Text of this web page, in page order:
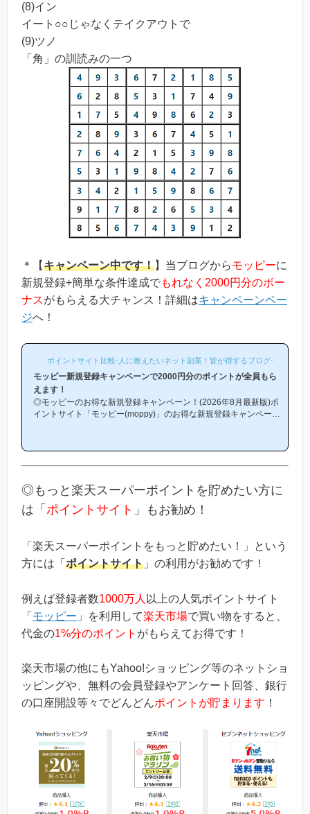
(8)イン
イート○○じゃなくテイクアウトで
(9)ツノ
「角」の訓読みの一つ
＊【キャンペーン中です！】当ブログからモッピーに
新規登録+簡単な条件達成でもれなく2000円分のボー
ナスがもらえる大チャンス！詳細はキャンペーンペー
ジへ！
ポイントサイト比較-人に教えたいネット副業！皆が得するブログ-
モッピー新規登録キャンペーンで2000円分のポイントが全員もら
えます！
◎モッピーのお得な新規登録キャンペーン！(2026年8月最新版)ポ
イントサイト「モッピー(moppy)」のお得な新規登録キャンペーン
はあるの？」という方は必見です！モッピー新規登録キャンペーン
る」という、シンプルなものです。(*ちなみに「2000円分のボー
ナス」というのは過去のキ...
◎もっと楽天スーパーポイントを貯めたい方に
は「 ポイントサイト 」もお勧め！
「楽天スーパーポイントをもっと貯めたい！」という
方には「 ポイントサイト 」の利用がお勧めです！
例えば登録者数1000万人 以上の人気ポイントサイト
「 モッピー 」を利用して楽天市場で買い物をすると、
代金の1%分のポイント がもらえてお得です！
楽天市場の他にもYahoo!ショッピング等のネットショ
ッピングや、無料の会員登録やアンケート回答、銀行
の口座開設等々でどんどんポイントが貯まります ！